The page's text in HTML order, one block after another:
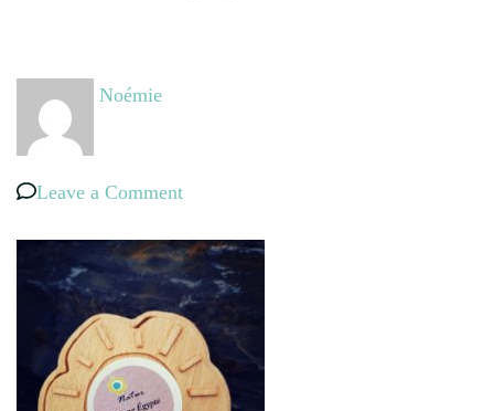
Noémie
Leave a Commenton
d’Égypte
Natur’